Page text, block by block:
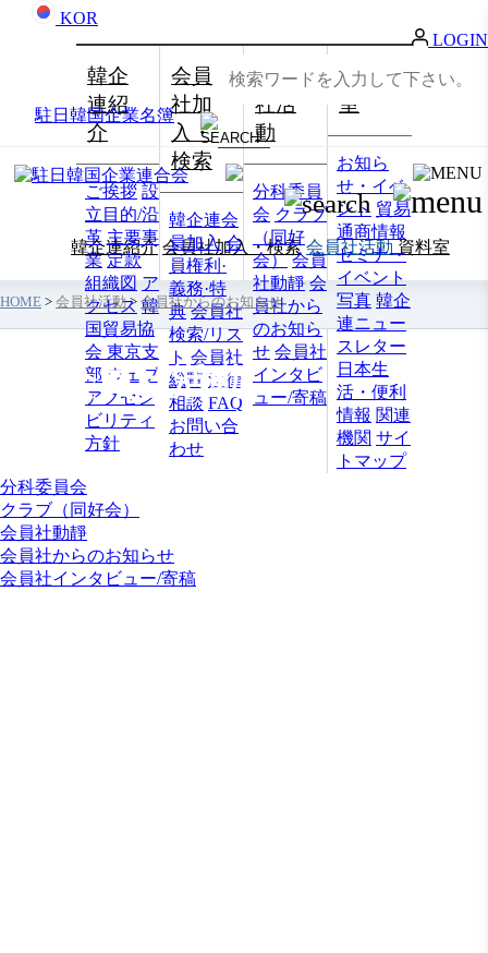
韓企
連紹
介
ご挨拶 設
立目的/沿
革 主要事
業 定款
組織図 ア
クセス 韓
国貿易協
会 東京支
部 ウェブ
アクセシ
ビリティ
方針
会員
社加
入・
検索
韓企連会
員加入 会
員権利·
義務·特
典 会員社
検索/リス
ト 会員社
総覧 法律
相談 FAQ
お問い合
わせ
会員
社活
動
分科委員
会 クラブ
（同好
会） 会員
社動靜 会
員社から
のお知ら
せ 会員社
インタビ
ュー/寄稿
資料
室
お知ら
せ・イベ
ント 貿易
通商情報
セミナー
イベント
写真 韓企
連ニュー
スレター
日本生
活・便利
情報 関連
機関 サイ
トマップ
駐日韓国企業名簿
KOR
LOGIN
韓企連紹介 会員社加入・検索 会員社活動 資料室
HOME > 会員社活動> 会員社からのお知らせ
会員社活動
分科委員会
クラブ（同好会）
会員社動靜
会員社からのお知らせ
会員社インタビュー/寄稿